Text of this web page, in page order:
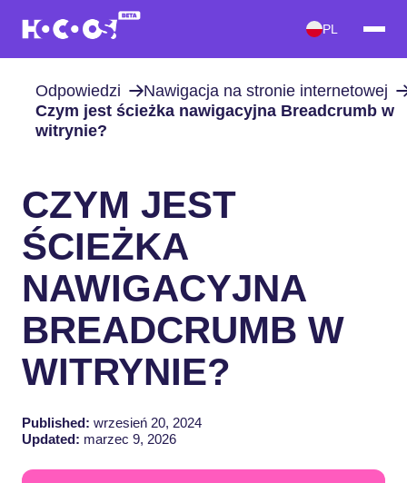
PL
Odpowiedzi
Nawigacja na stronie internetowej
Czym jest ścieżka nawigacyjna Breadcrumb w
witrynie?
CZYM JEST
ŚCIEŻKA
NAWIGACYJNA
BREADCRUMB W
WITRYNIE?
Published: wrzesień 20, 2024
Updated: marzec 9, 2026